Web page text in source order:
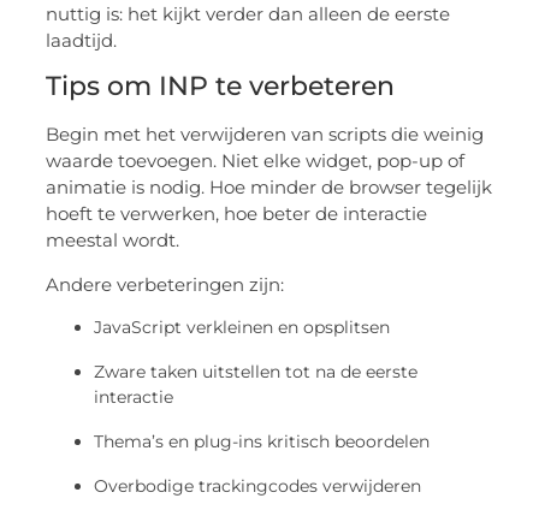
nuttig is: het kijkt verder dan alleen de eerste
laadtijd.
Tips om INP te verbeteren
Begin met het verwijderen van scripts die weinig
waarde toevoegen. Niet elke widget, pop-up of
animatie is nodig. Hoe minder de browser tegelijk
hoeft te verwerken, hoe beter de interactie
meestal wordt.
Andere verbeteringen zijn:
JavaScript verkleinen en opsplitsen
Zware taken uitstellen tot na de eerste
interactie
Thema’s en plug-ins kritisch beoordelen
Overbodige trackingcodes verwijderen